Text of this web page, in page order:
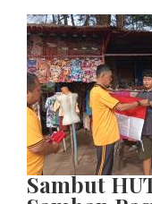
Sambut